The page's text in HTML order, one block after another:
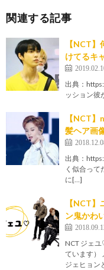
関連する記事
【NCT
けてるキ
出典：
ッション
【NCT
髪ヘア画
出典：
く似合っ
に[…]
【NCT
ン鬼かわ
NCT ジェ
ています）
ジェヒョン